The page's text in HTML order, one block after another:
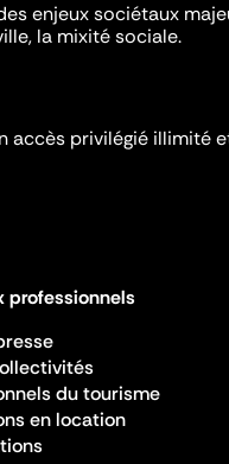
enjeux sociétaux
la mixité sociale.
accès privilégié illimité
professionnels
du tourisme
en location